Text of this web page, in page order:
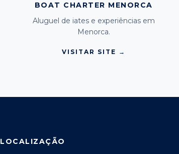
BOAT CHARTER MENORCA
Aluguel de iates e experiências em
Menorca.
VISITAR SITE →
LOCALIZAÇÃO